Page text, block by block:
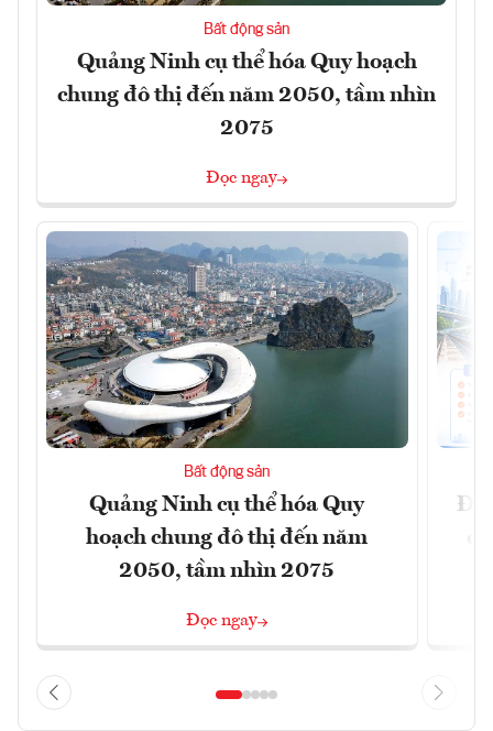
Bất động sản
Quảng Ninh cụ thể hóa Quy hoạch
chung đô thị đến năm 2050, tầm nhìn
2075
Đọc ngay
Bất động sản
Quảng Ninh cụ thể hóa Quy
hoạch chung đô thị đến năm
2050, tầm nhìn 2075
Đọc ngay